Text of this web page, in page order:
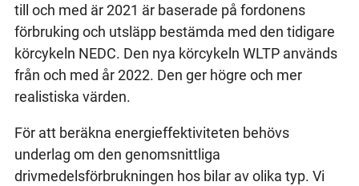
till och med är 2021 är baserade på fordonens
förbruking och utsläpp bestämda med den tidigare
körcykeln NEDC. Den nya körcykeln WLTP används
från och med år 2022. Den ger högre och mer
realistiska värden.
För att beräkna energieffektiviteten behövs
underlag om den genomsnittliga
drivmedelsförbrukningen hos bilar av olika typ. Vi